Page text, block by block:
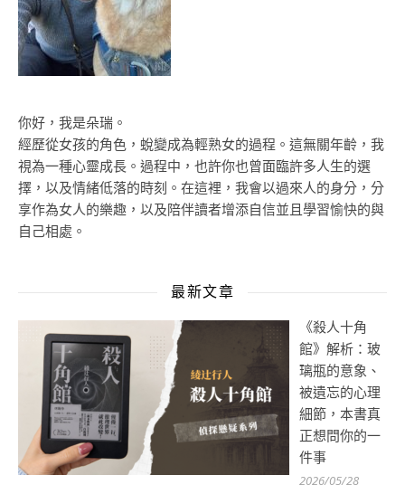
你好，我是朵瑞。
經歷從女孩的角色，蛻變成為輕熟女的過程。這無關年齡，我
視為一種心靈成長。過程中，也許你也曾面臨許多人生的選
擇，以及情緒低落的時刻。在這裡，我會以過來人的身分，分
享作為女人的樂趣，以及陪伴讀者增添自信並且學習愉快的與
自己相處。
最新文章
《殺人十角
館》解析：玻
璃瓶的意象、
被遺忘的心理
細節，本書真
正想問你的一
件事
2026/05/28